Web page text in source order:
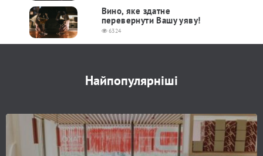
Вино, яке здатне
перевернути Вашу уяву!
6324
Найпопулярніші